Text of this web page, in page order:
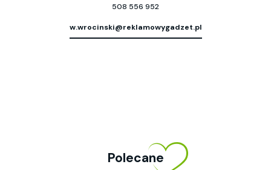
508 556 952
w.wrocinski@reklamowygadzet.pl
Polecane